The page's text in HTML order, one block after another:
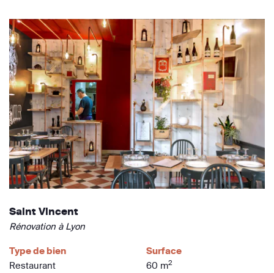
Saint Vincent
Rénovation à Lyon
Type de bien
Restaurant
Surface
60 m2